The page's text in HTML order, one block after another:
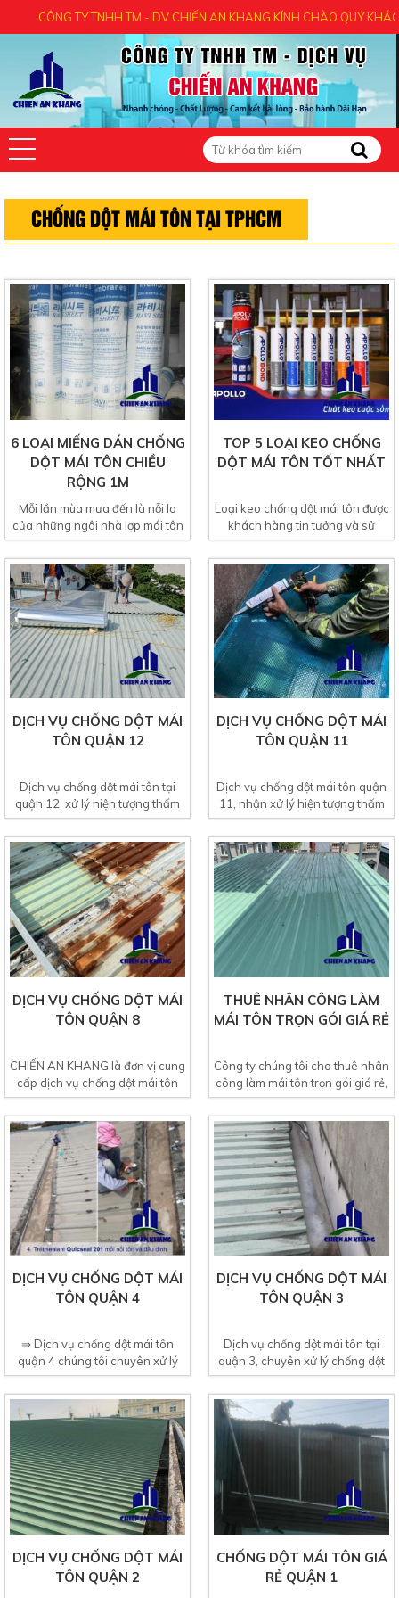
CÔNG TY TNHH TM - DV CHIẾN AN KHANG KÍNH CHÀO QUÝ KHÁCH -
CHỐNG DỘT MÁI TÔN TẠI TPHCM
6 LOẠI MIẾNG DÁN CHỐNG
DỘT MÁI TÔN CHIỀU
RỘNG 1M
Mỗi lần mùa mưa đến là nỗi lo
của những ngôi nhà lợp mái tôn
cũ lâu năm không...
TOP 5 LOẠI KEO CHỐNG
DỘT MÁI TÔN TỐT NHẤT
Loại keo chống dột mái tôn được
khách hàng tin tưởng và sử
dụng phổ biến nhất...
DỊCH VỤ CHỐNG DỘT MÁI
TÔN QUẬN 12
Dịch vụ chống dột mái tôn tại
quận 12, xử lý hiện tượng thấm
dột mái tôn...
DỊCH VỤ CHỐNG DỘT MÁI
TÔN QUẬN 11
Dịch vụ chống dột mái tôn quận
11, nhận xử lý hiện tượng thấm
dột mái tôn,...
DỊCH VỤ CHỐNG DỘT MÁI
TÔN QUẬN 8
CHIẾN AN KHANG là đơn vị cung
cấp dịch vụ chống dột mái tôn
quận 8 giá rẻ. Sở...
THUÊ NHÂN CÔNG LÀM
MÁI TÔN TRỌN GÓI GIÁ RẺ
Công ty chúng tôi cho thuê nhân
công làm mái tôn trọn gói giá rẻ,
thợ làm mái tôn...
DỊCH VỤ CHỐNG DỘT MÁI
TÔN QUẬN 4
⇒ Dịch vụ chống dột mái tôn
quận 4 chúng tôi chuyên xử lý
chống dột mái tôn,...
DỊCH VỤ CHỐNG DỘT MÁI
TÔN QUẬN 3
Dịch vụ chống dột mái tôn tại
quận 3, chuyên xử lý chống dột
mái tôn, mái ngói,...
DỊCH VỤ CHỐNG DỘT MÁI
TÔN QUẬN 2
CHỐNG DỘT MÁI TÔN GIÁ
RẺ QUẬN 1